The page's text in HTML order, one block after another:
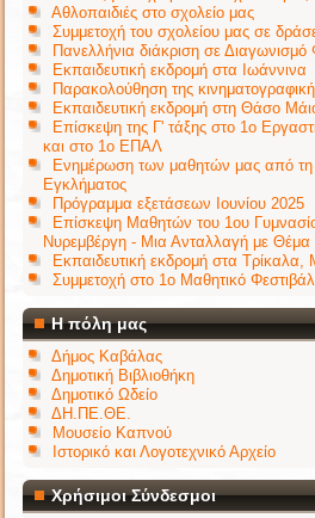
Αθλοπαιδιές στο σχολείο μας
Συμμετοχή του σχολείου μας σε
Πανελλήνια διάκριση σε
Εκπαιδευτική εκδρομή στα Ιωάννινα
Παρακολούθηση της
Εκπαιδευτική εκδρομή στη Θάσο
Επίσκεψη της Γ' τάξης στο 1ο
και στο 1ο ΕΠΑΛ
Ενημέρωση των μαθητών μας από τη
Εγκλήματος
Πρόγραμμα εξετάσεων Ιουνίου 2025
Επίσκεψη Μαθητών του 1ου
Νυρεμβέργη - Μια Ανταλλαγή με Θέμα
Εκπαιδευτική εκδρομή στα
Συμμετοχή στο 1ο Μαθητικό Φεστιβάλ
Η πόλη μας
Δήμος Καβάλας
Δημοτική Βιβλιοθήκη
Δημοτικό Ωδείο
ΔΗ.ΠΕ.ΘΕ.
Μουσείο Καπνού
Ιστορικό και Λογοτεχνικό Αρχείο
Χρήσιμοι Σύνδεσμοι